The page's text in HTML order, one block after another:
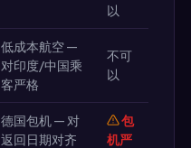
以
低成本航空 —
对印度/中国乘
客严格
不可
以
德国包机 — 对
返回日期对齐
包
机严